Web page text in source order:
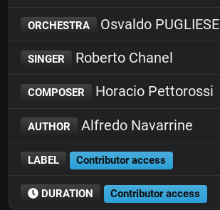
ORCHESTRA Osvaldo PUGLIESE
SINGER Roberto Chanel
COMPOSER Horacio Pettorossi
AUTHOR Alfredo Navarrine
LABEL Contributor access
DURATION Contributor access